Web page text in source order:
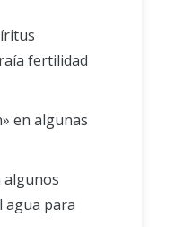
fertilidad
en algunas
algunos
agua para